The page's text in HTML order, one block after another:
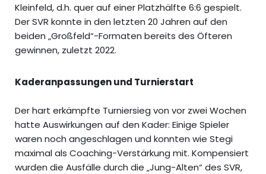
Kleinfeld, d.h. quer auf einer Platzhälfte 6:6 gespielt.
Der SVR konnte in den letzten 20 Jahren auf den
beiden „Großfeld“-Formaten bereits des Öfteren
gewinnen, zuletzt 2022.
Kaderanpassungen und Turnierstart
Der hart erkämpfte Turniersieg von vor zwei Wochen
hatte Auswirkungen auf den Kader: Einige Spieler
waren noch angeschlagen und konnten wie Stegi
maximal als Coaching-Verstärkung mit. Kompensiert
wurden die Ausfälle durch die „Jung-Alten“ des SVR,